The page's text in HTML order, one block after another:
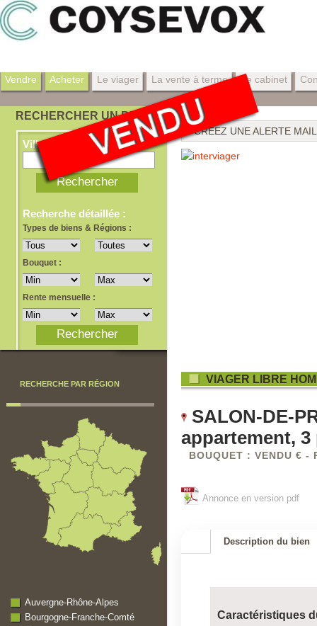
Vendre Acheter Le viager La vente à terme Le cabinet
RECHERCHER UN BIEN
Ville, dept, ref
Recherche détaillée :
Types de biens & Régions :
Bouquet :
Rente mensuelle :
RECHERCHE PAR RÉGION
Auvergne-Rhône-Alpes
Bourgogne-Franche-Comté
CRÉEZ UNE ALERTE MAIL
VIAGER LIBRE
SALON-DE-
appartement, 3
BOUQUET : VENDU € -
Annonce en version pdf
Description du bien
Caractéristiques